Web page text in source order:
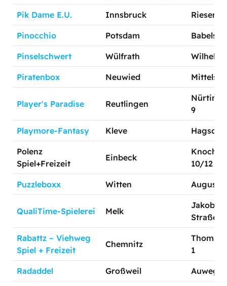
Pik Dame E.U. Innsbruck
Pinocchio Potsdam
Pinselschwert Wülfrath
Piratenbox Neuwied
Player's Paradise Reutlingen
9
Playmore-Fantasy Kleve
Polenz
Spiel+Freizeit
Einbeck
10/12
Puzzleboxx Witten
QualiTime-Spielerei Melk
Jakob-
Straße
Rabattz – Viehweg
Spiel + Freizeit
Chemnitz
1
Radaddel Großweil Auweg 1